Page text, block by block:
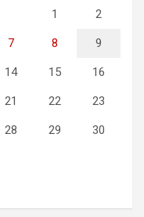
1 2
7 8 9
14 15 16
21 22 23
28 29 30